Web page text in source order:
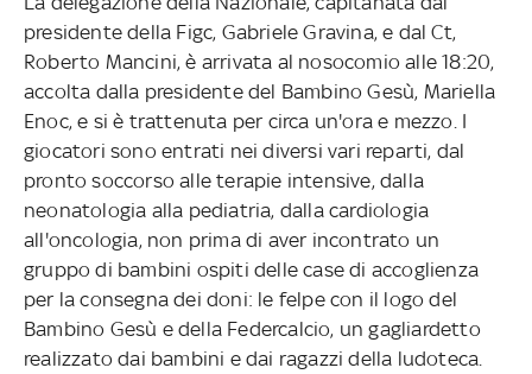
presidente della Figc, Gabriele Gravina, e dal Ct,
Roberto Mancini, è arrivata al nosocomio alle 18:20,
accolta dalla presidente del Bambino Gesù, Mariella
Enoc, e si è trattenuta per circa un'ora e mezzo. I
giocatori sono entrati nei diversi vari reparti, dal
pronto soccorso alle terapie intensive, dalla
neonatologia alla pediatria, dalla cardiologia
all'oncologia, non prima di aver incontrato un
gruppo di bambini ospiti delle case di accoglienza
per la consegna dei doni: le felpe con il logo del
Bambino Gesù e della Federcalcio, un gagliardetto
realizzato dai bambini e dai ragazzi della ludoteca.